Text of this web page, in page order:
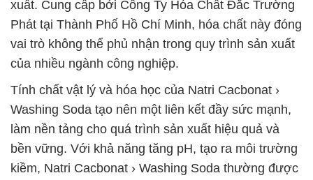
xuất. Cung cấp bởi Công Ty Hóa Chất Đắc Trường
Phát tại Thành Phố Hồ Chí Minh, hóa chất này đóng
vai trò không thể phủ nhận trong quy trình sản xuất
của nhiều ngành công nghiệp.
Tính chất vật lý và hóa học của Natri Cacbonat ›
Washing Soda tạo nên một liên kết đầy sức mạnh,
làm nền tảng cho quá trình sản xuất hiệu quả và
bền vững. Với khả năng tăng pH, tạo ra môi trường
kiềm, Natri Cacbonat › Washing Soda thường được